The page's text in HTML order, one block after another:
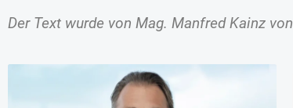
Der Text wurde von Mag. Manfred Kainz von